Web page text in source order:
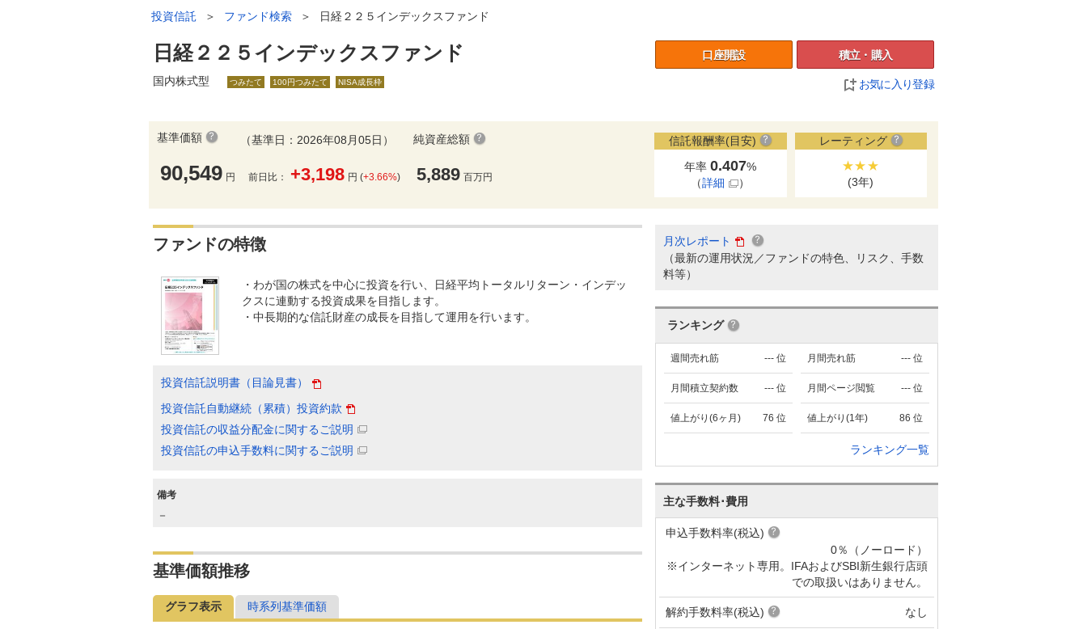
投資信託 ＞ ファンド検索 ＞ 日経２２５インデックスファンド
日経２２５インデックスファンド 口座開設 積立・購入
お気に入り登録
国内株式型 つみたて 100円つみたて NISA成長枠
基準価額
90,549 円
（基準日：2026年08月05日）
前日比： +3,198 円 (+3.66%)
純資産総額
5,889 百万円
信託報酬率(目安)
年率0.407%
（詳細 ）
レーティング
★★★
(3年)
ファンドの特徴
・わが国の株式を中心に投資を行い、日経平均トータルリターン・インデッ
クスに連動する投資成果を目指します。
・中長期的な信託財産の成長を目指して運用を行います。
投資信託説明書（目論見書）
投資信託自動継続（累積）投資約款
投資信託の収益分配金に関するご説明
投資信託の申込手数料に関するご説明
備考
－
基準価額推移
グラフ表示 時系列基準価額
月次レポート
（最新の運用状況／ファンドの特色、リスク、手数
料等）
ランキング
--- 位
週間売れ筋 --- 位
月間売れ筋
--- 位
月間積立契約数 --- 位
月間ページ閲覧
76 位
値上がり(6ヶ月) 86 位
値上がり(1年)
ランキング一覧
主な手数料･費用
申込手数料率(税込)
0％（ノーロード）
※インターネット専用。IFAおよびSBI新生銀行店頭
での取扱いはありません。
解約手数料率(税込) なし